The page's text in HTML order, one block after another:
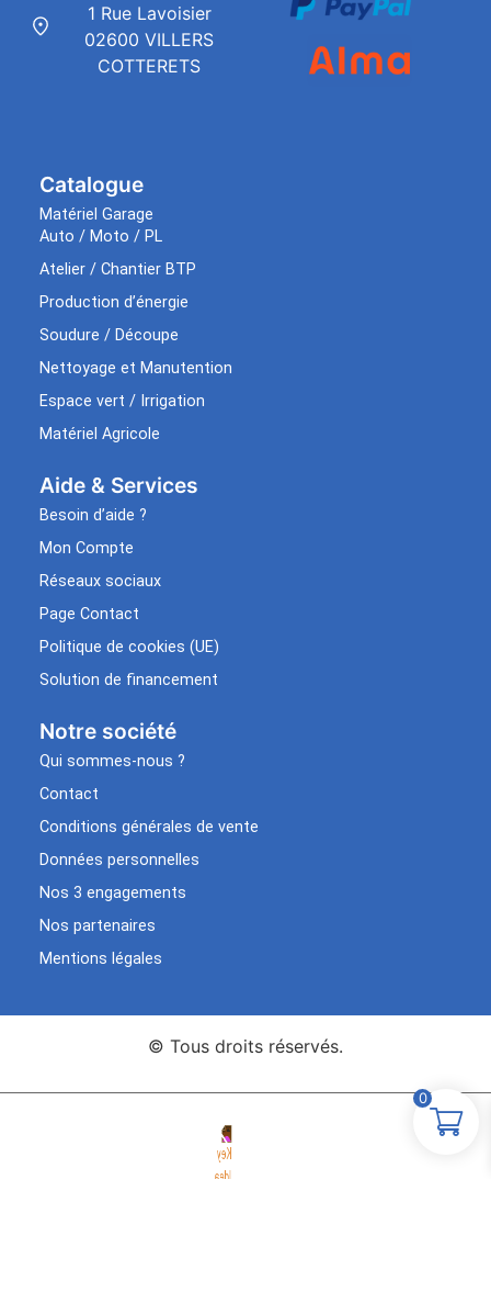
Catalogue
Matériel Garage
Auto / Moto / PL
Atelier / Chantier BTP
Production d’énergie
Soudure / Découpe
Nettoyage et Manutention
Espace vert / Irrigation
Matériel Agricole
Aide & Services​
Besoin d’aide ?
Mon Compte
Réseaux sociaux
Page Contact
Politique de cookies (UE)
Solution de financement
Notre société
Qui sommes-nous ?
Contact
Conditions générales de vente
Données personnelles
Nos 3 engagements
Nos partenaires
Mentions légales
1 Rue Lavoisier
02600 VILLERS
COTTERETS
© Tous droits réservés.
0